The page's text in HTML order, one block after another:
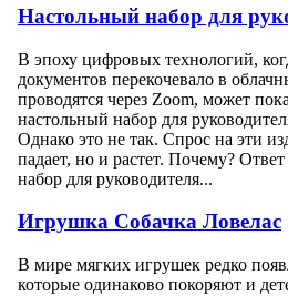
Настольный набор для
В эпоху цифровых технологий,
документов перекочевало в
проводятся через Zoom, может
настольный набор для
Однако это не так. Спрос на эти
падает, но и растет. Почему?
набор для руководителя...
Игрушка Собачка Ловелас
В мире мягких игрушек редко
которые одинаково покоряют и